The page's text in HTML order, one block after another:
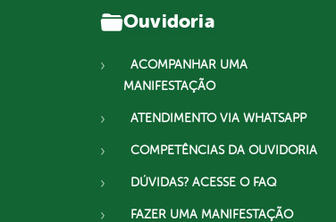
Ouvidoria
ACOMPANHAR UMA
MANIFESTAÇÃO
ATENDIMENTO VIA WHATSAPP
COMPETÊNCIAS DA OUVIDORIA
DÚVIDAS? ACESSE O FAQ
FAZER UMA MANIFESTAÇÃO